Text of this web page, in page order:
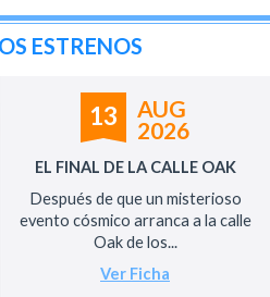
ESTRENOS
13
AUG
2026
EL FINAL DE LA CALLE OAK
Después de que un misterioso
evento cósmico arranca a la calle
Oak de los...
Ver Ficha